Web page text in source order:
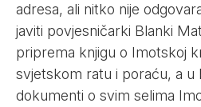
adresa, ali nitko nije
javiti povjesničarki Blanki
priprema knjigu o Imotskoj
svjetskom ratu i poraću, a u
dokumenti o svim selima